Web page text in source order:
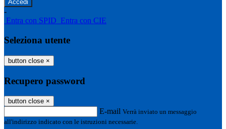
-
Entra con SPID Entra con CIE
Seleziona utente
button close ×
Recupero password
button close ×
E-mail Verrà inviato un messaggio
all'indirizzo indicato con le istruzioni necessarie.